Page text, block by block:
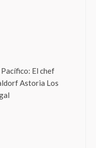
El chef
Astoria Los